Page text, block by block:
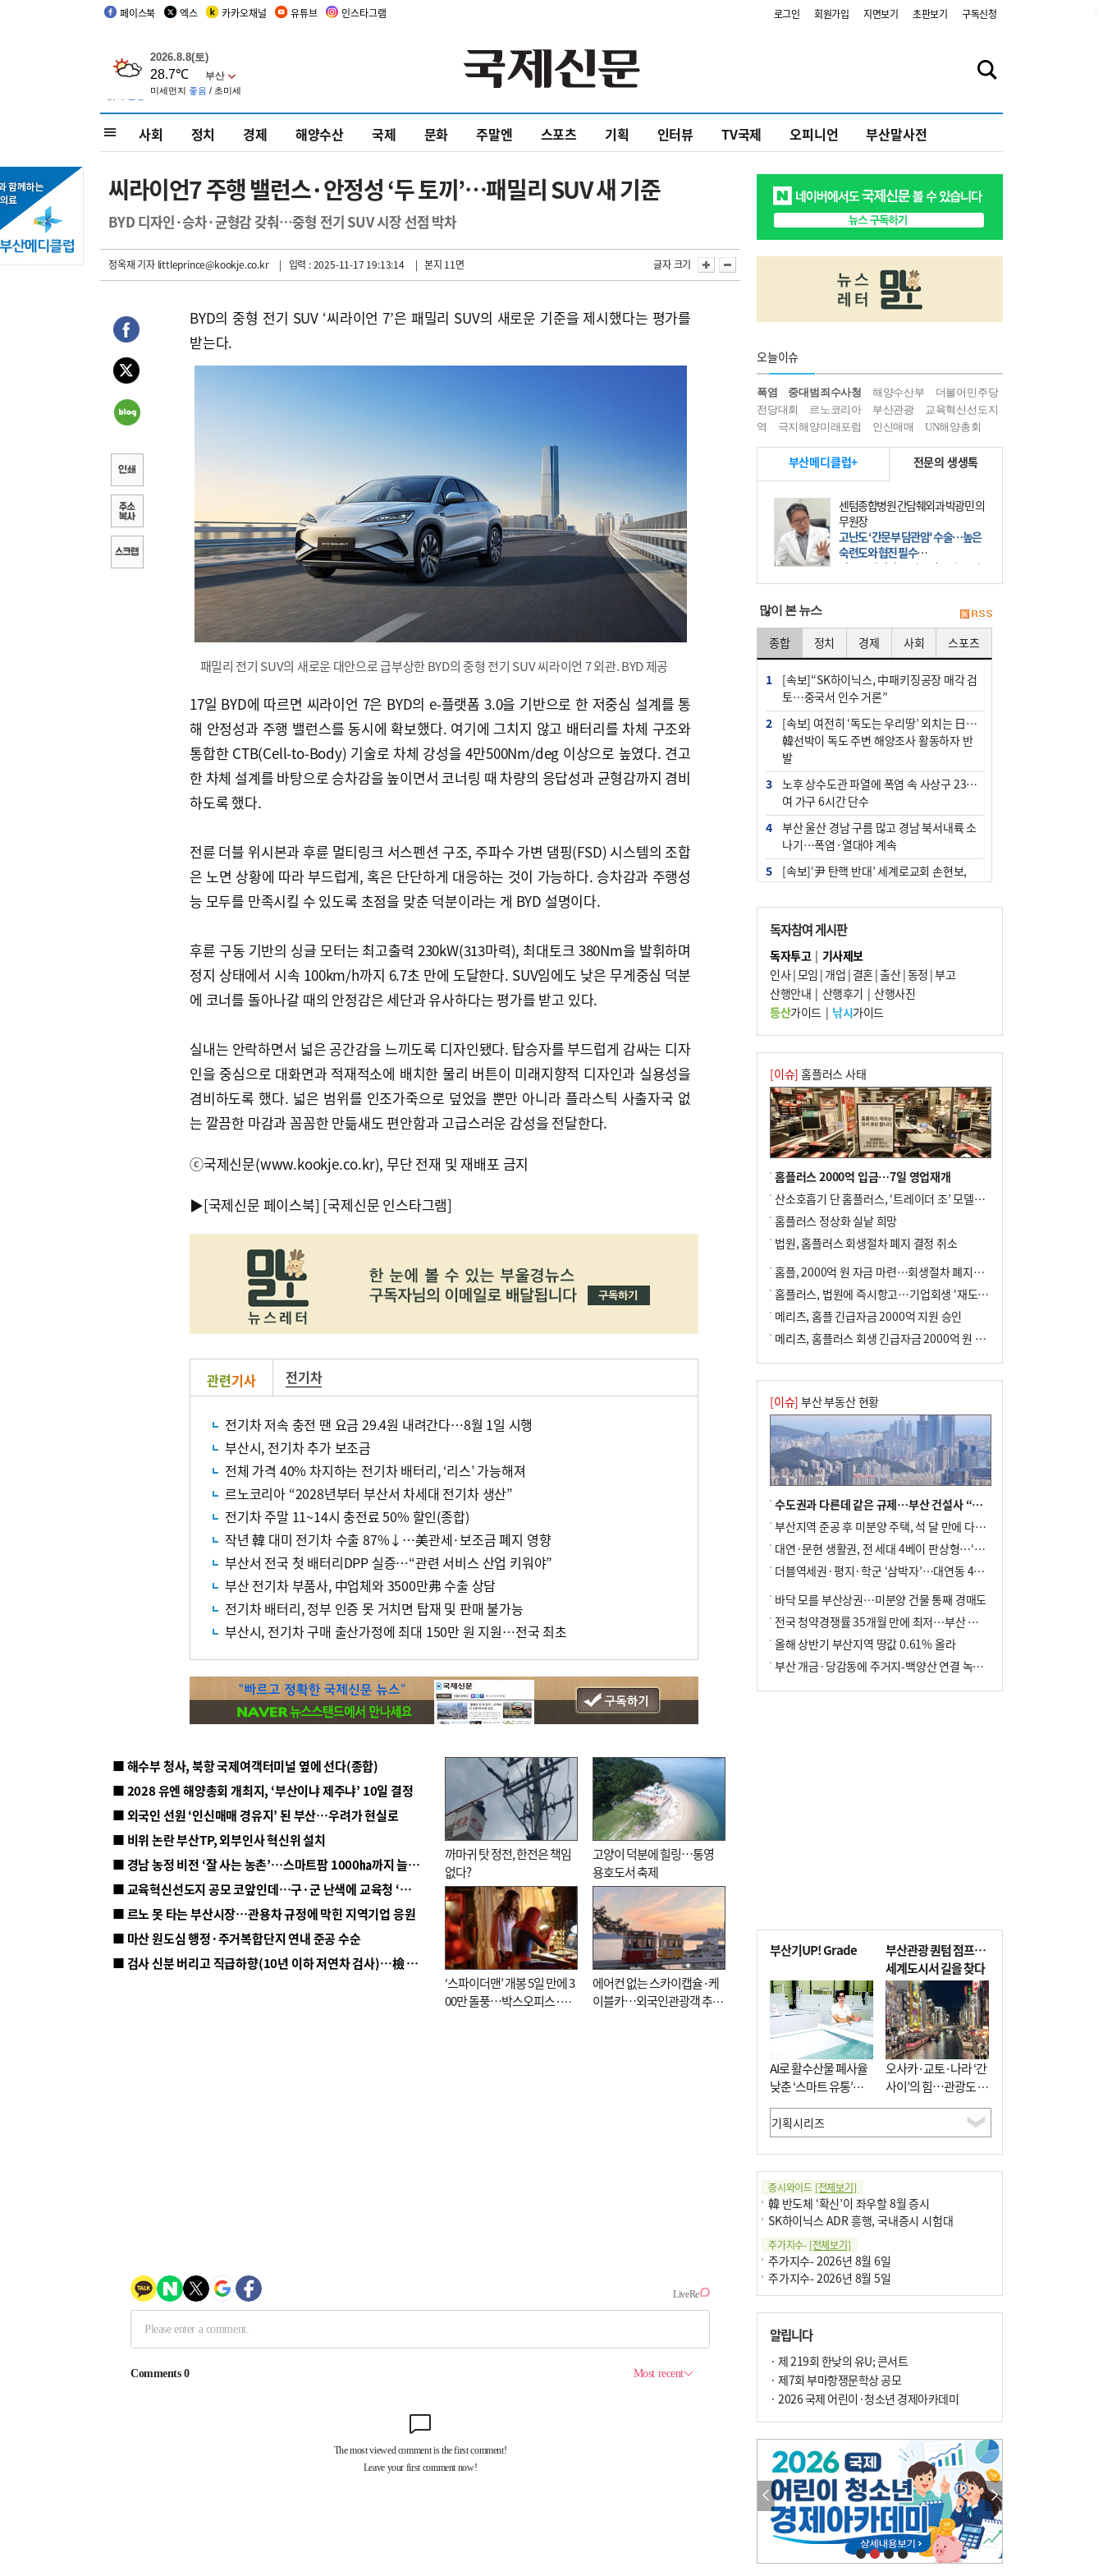
페이스북 엑스 카카오채널 유튜브 인스타그램 로그인 회원가입 지면보기 초판보기 구독신청
사회 정치 경제 해양수산 국제 문화 주말엔 스포츠 기획 인터뷰 TV국제 오피니언 부산말사전
씨라이언7 주행 밸런스·안정성 ‘두 토끼’…패밀리 SUV 새 기준
BYD 디자인·승차·균형감 갖춰…중형 전기 SUV 시장 선점 박차
정옥재 기자littleprince@kookje.co.kr | 입력 : 2025-11-17 19:13:14 | 본지 11면 글자 크기
BYD의 중형 전기 SUV ‘씨라이언 7’은 패밀리 SUV의 새로운 기준을 제시했다는 평가를
받는다.
패밀리 전기 SUV의 새로운 대안으로 급부상한 BYD의 중형 전기 SUV 씨라이언 7 외관. BYD 제공
17일 BYD에 따르면 씨라이언 7은 BYD의 e-플랫폼 3.0을 기반으로 한 저중심 설계를 통
해 안정성과 주행 밸런스를 동시에 확보했다. 여기에 그치지 않고 배터리를 차체 구조와
통합한 CTB(Cell-to-Body) 기술로 차체 강성을 4만500Nm/deg 이상으로 높였다. 견고
한 차체 설계를 바탕으로 승차감을 높이면서 코너링 때 차량의 응답성과 균형감까지 겸비
하도록 했다.
전륜 더블 위시본과 후륜 멀티링크 서스펜션 구조, 주파수 가변 댐핑(FSD) 시스템의 조합
은 노면 상황에 따라 부드럽게, 혹은 단단하게 대응하는 것이 가능하다. 승차감과 주행성
능 모두를 만족시킬 수 있도록 초점을 맞춘 덕분이라는 게 BYD 설명이다.
후륜 구동 기반의 싱글 모터는 최고출력 230kW(313마력), 최대토크 380Nm을 발휘하며
정지 상태에서 시속 100km/h까지 6.7초 만에 도달한다. SUV임에도 낮은 무게중심 덕분
에 코너를 돌아나갈 때의 안정감은 세단과 유사하다는 평가를 받고 있다.
실내는 안락하면서 넓은 공간감을 느끼도록 디자인됐다. 탑승자를 부드럽게 감싸는 디자
인을 중심으로 대화면과 적재적소에 배치한 물리 버튼이 미래지향적 디자인과 실용성을
겸비하도록 했다. 넓은 범위를 인조가죽으로 덮었을 뿐만 아니라 플라스틱 사출자국 없
는 깔끔한 마감과 꼼꼼한 만듦새도 편안함과 고급스러운 감성을 전달한다.
ⓒ국제신문(www.kookje.co.kr), 무단 전재 및 재배포 금지
▶[국제신문 페이스북] [국제신문 인스타그램]
관련기사 전기차
전기차 저속 충전 땐 요금 29.4원 내려간다…8월 1일 시행
부산시, 전기차 추가 보조금
전체 가격 40% 차지하는 전기차 배터리, ‘리스’ 가능해져
르노코리아 “2028년부터 부산서 차세대 전기차 생산”
전기차 주말 11~14시 충전료 50% 할인(종합)
작년 韓 대미 전기차 수출 87%↓…美관세·보조금 폐지 영향
부산서 전국 첫 배터리DPP 실증…“관련 서비스 산업 키워야”
부산 전기차 부품사, 中업체와 3500만弗 수출 상담
전기차 배터리, 정부 인증 못 거치면 탑재 및 판매 불가능
부산시, 전기차 구매 출산가정에 최대 150만 원 지원…전국 최초
■ 해수부 청사, 북항 국제여객터미널 옆에 선다(종합)
■ 2028 유엔 해양총회 개최지, ‘부산이냐 제주냐’ 10일 결정
■ 외국인 선원 ‘인신매매 경유지’ 된 부산…우려가 현실로
■ 비위 논란 부산TP, 외부인사 혁신위 설치
■ 경남 농정 비전 ‘잘 사는 농촌’…스마트팜 1000㏊까지 늘린다
■ 교육혁신선도지 공모 코앞인데…구·군 난색에 교육청 ‘쩔쩔’
■ 르노 못 타는 부산시장…관용차 규정에 막힌 지역기업 응원
■ 마산 원도심 행정·주거복합단지 연내 준공 수순
■ 검사 신분 버리고 직급하향(10년 이하 저연차 검사)…檢 중수청행 기피
까마귀 탓 정전, 한전은 책임
없다?
고양이 덕분에 힐링…통영
용호도서 축제
‘스파이더맨’ 개봉 5일 만에 3
00만 돌풍…박스오피스·예
에어컨 없는 스카이캡슐·케
이블카…외국인관광객 추억
오늘이슈
폭염 중대범죄수사청 해양수산부
더불어민주당
전당대회
르노코리아 부산관광
교육혁신선도지
역
극지해양미래포럼 인신매매 UN해양총회
부산메디클럽+ 전문의 생생톡
센텀종합병원 간담췌외과 박광민 의
무원장
고난도 ‘간문부 담관암’ 수술…높은
숙련도와 협진 필수
간문부 담관암(클라츠킨 종양)은 좌
우 간에서 나오는, 담관(담즙 배출 경
部)’에 생기는 악성 종양이다. 간동맥
문맥 림프절 담
많이 본 뉴스
종합 정치 경제 사회 스포츠
1
[속보]“SK하이닉스, 中패키징공장 매각 검
토…중국서 인수 거론”
2
[속보] 여전히 ‘독도는 우리땅’ 외치는 日…
韓선박이 독도 주변 해양조사 활동하자 반
발
3
노후 상수도관 파열에 폭염 속 사상구 2300
여 가구 6시간 단수
4
부산 울산 경남 구름 많고 경남 북서내륙 소
나기…폭염·열대야 계속
5
[속보]‘尹 탄핵 반대’ 세계로교회 손현보,
군사기밀 유출자 색출 지시
7
부산 주유소 휘발유 평균가 ℓ당 1849원…
전주보다 3원 ↓
8
[속보] ‘심판 성접대’ 논란 축구협회 공식 사
과…“현재는 부적절 행위 없어”
10 "올해 코스피 사이드카 43회 중 25회는 삼
전닉스 ETF 이후 발생"
독자참여 게시판
독자투고| 기사제보
인사|모임 | 개업 | 결혼|출산|동정 |부고
산행안내 | 산행후기 | 산행사진
등산가이드| 낚시가이드
[이슈] 홈플러스 사태
홈플러스 2000억 입금…7일 영업재개
산소호흡기 단 홈플러스, ‘트레이더 조’ 모델로 살아날까
홈플러스 정상화 실낱 희망
법원, 홈플러스 회생절차 폐지 결정 취소
홈플, 2000억 원 자금 마련…회생절차 폐지에 즉시항고(종합)
홈플러스, 법원에 즉시항고…기업회생 ‘재도전’
메리츠, 홈플 긴급자금 2000억 지원 승인
메리츠, 홈플러스 회생 긴급자금 2000억 원 지원 승인
[이슈] 부산 부동산 현황
수도권과 다른데 같은 규제…부산 건설사 “쓰러지기 직전”
부산지역 준공 후 미분양 주택, 석 달 만에 다시 3000가구 넘어서
대연·문현 생활권, 전 세대 4베이 판상형…‘더샵 트리센트’ 내달 분양
더블역세권·평지·학군 ‘삼박자’…대연동 42층 브랜드 단지
바닥 모를 부산상권…미분양 건물 통째 경매도
전국 청약경쟁률 35개월 만에 최저…부산 미분양 ‘적체’ 심화
올해 상반기 부산지역 땅값 0.61% 올라
부산 개금·당감동에 주거지-백양산 연결 녹지 조성
부산기UP! Grade
AI로 활수산물 폐사율
낮춘 ‘스마트 유통’…
사막·산악지대 수출
도전
부산관광 퀀텀 점프…
세계도시서 길을 찾다
오사카·교토·나라 ‘간
사이’의 힘…관광도 뭉
쳐야 흥한다
증시와이드 [전체보기]
韓 반도체 ‘확신’이 좌우할 8월 증시
SK하이닉스 ADR 흥행, 국내증시 시험대
주가지수- [전체보기]
주가지수- 2026년 8월 6일
주가지수- 2026년 8월 5일
알립니다
· 제 219회 한낮의 유U; 콘서트
· 제7회 부마항쟁문학상 공모
· 2026 국제 어린이·청소년 경제아카데미